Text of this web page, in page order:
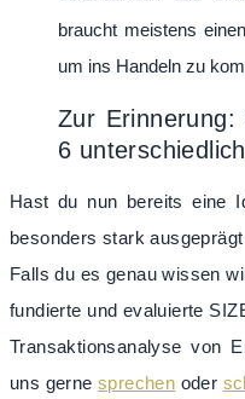
braucht meistens
um ins Handeln zu
Zur
6
Hast du nun bereits eine
besonders stark
Falls du es genau wissen
fundierte und evaluierte
Transaktionsanalyse von
uns gernesprechen oder